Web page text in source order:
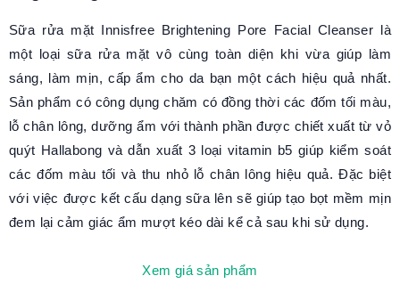
Sữa rửa mặt Innisfree Brightening Pore Facial Cleanser là
một loại sữa rửa mặt vô cùng toàn diện khi vừa giúp làm
sáng, làm mịn, cấp ẩm cho da bạn một cách hiệu quả nhất.
Sản phẩm có công dụng chăm có đồng thời các đốm tối màu,
lỗ chân lông, dưỡng ẩm với thành phần được chiết xuất từ vỏ
quýt Hallabong và dẫn xuất 3 loại vitamin b5 giúp kiểm soát
các đốm màu tối và thu nhỏ lỗ chân lông hiệu quả. Đặc biệt
với việc được kết cấu dạng sữa lên sẽ giúp tạo bọt mềm mịn
đem lại cảm giác ẩm mượt kéo dài kể cả sau khi sử dụng.
Xem giá sản phẩm